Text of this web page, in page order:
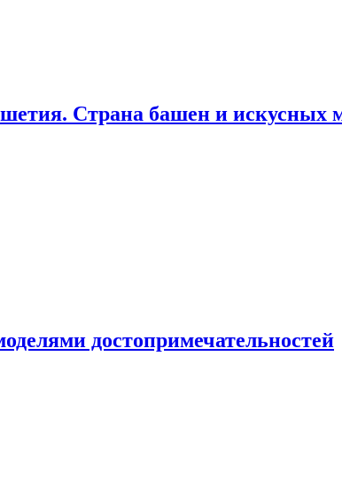
Страна башен и искусных
достопримечательностей